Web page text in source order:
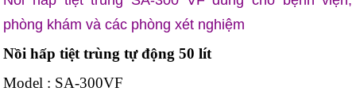
phòng khám và các phòng xét nghiệm
Nồi hấp tiệt trùng tự động 50 lít
Model : SA-300VF